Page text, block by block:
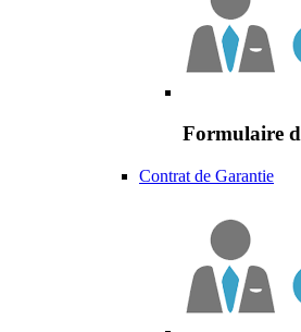
Formulaire
Contrat de Garantie